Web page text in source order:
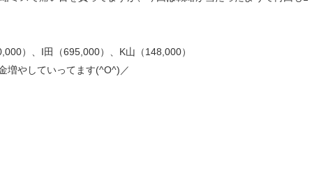
）、I田（695,000）、K山（148,000）
増やしていってます(^O^)／